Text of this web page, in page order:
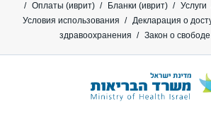
Оплаты (иврит)
Бланки (иврит) Услуги
Условия использования
Декларация о
здравоохранения
Закон о